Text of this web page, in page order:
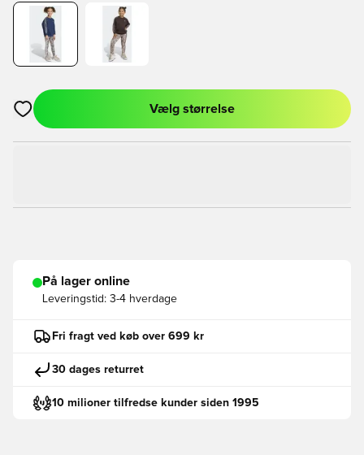
Åbner en Modal til at logge ind eller tilmelde dig som medlem
Vælg størrelse
På lager online
Leveringstid: 3-4 hverdage
Fri fragt ved køb over 699 kr
30 dages returret
10 milioner tilfredse kunder siden 1995